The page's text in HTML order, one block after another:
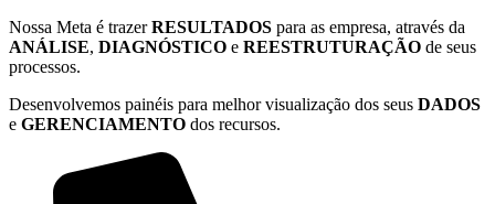
Nossa Meta é trazerRESULTADOS para as empresa, através da
ANÁLISE, DIAGNÓSTICO e REESTRUTURAÇÃO de seus
processos.
Desenvolvemos painéis para melhor visualização dos seus DADOS
e GERENCIAMENTO dos recursos.